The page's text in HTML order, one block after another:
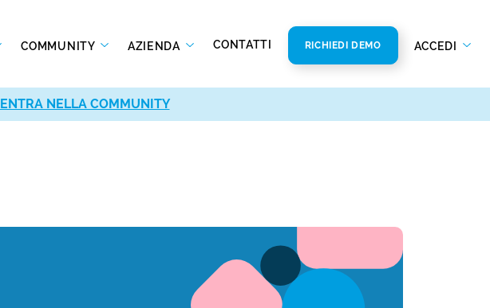
COMMUNITY AZIENDA CONTATTI RICHIEDI DEMO ACCEDI
ENTRA NELLA COMMUNITY